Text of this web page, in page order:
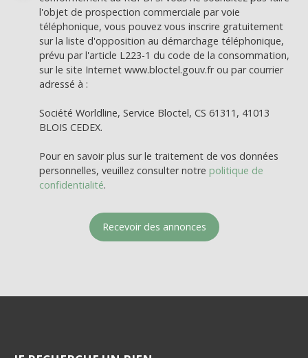
l'objet de prospection commerciale par voie
téléphonique, vous pouvez vous inscrire gratuitement
sur la liste d'opposition au démarchage téléphonique,
prévu par l'article L223-1 du code de la consommation,
sur le site Internet www.bloctel.gouv.fr ou par courrier
adressé à :
Société Worldline, Service Bloctel, CS 61311, 41013
BLOIS CEDEX.
Pour en savoir plus sur le traitement de vos données
personnelles, veuillez consulter notre politique de
confidentialité.
Recevoir des annonces